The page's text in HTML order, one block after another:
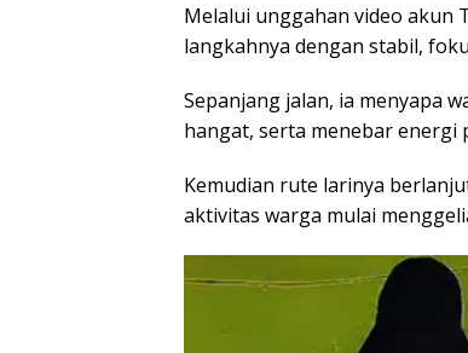
Melalui unggahan video akun
langkahnya dengan stabil,
Sepanjang jalan, ia menyapa
hangat, serta menebar energi
Kemudian rute larinya
aktivitas warga mulai